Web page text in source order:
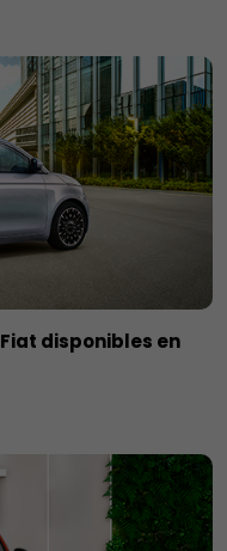
disponibles en